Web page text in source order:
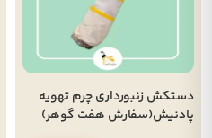
دستکش زنبورداری چرم تهویه
پادنیش(سفارش هفت گوهر)